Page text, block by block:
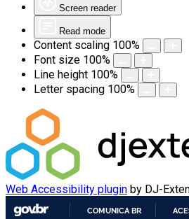
Screen reader
Read mode
Content scaling 100%
Font size 100%
Line height 100%
Letter spacing 100%
Web Accessibility plugin by DJ-
COMUNICA BR